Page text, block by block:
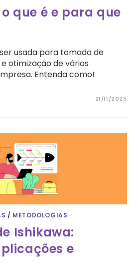
que é e para que
usada para tomada de
otimização de vários
Entenda como!
21/11/2025
/ METODOLOGIAS
Ishikawa:
e